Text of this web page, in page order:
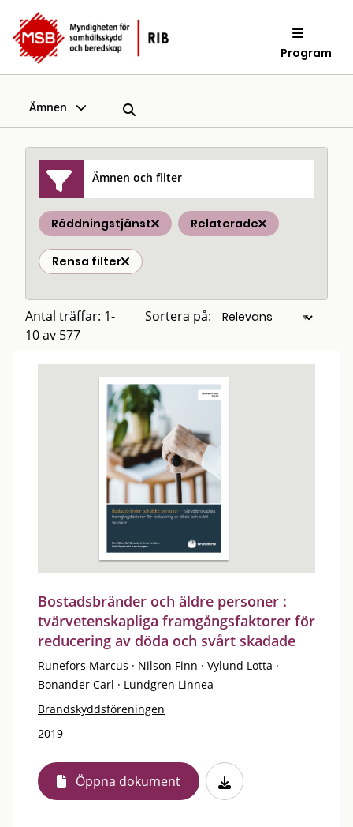
Program
Ämnen
Ämnen och filter
Räddningstjänst Relaterade
Rensa filter
Antal träffar: 1-
10 av 577
Sortera på:
Bostadsbränder och äldre personer :
tvärvetenskapliga framgångsfaktorer för
reducering av döda och svårt skadade
Runefors Marcus · Nilson Finn · Vylund Lotta ·
Bonander Carl · Lundgren Linnea
Brandskyddsföreningen
2019
Öppna dokument